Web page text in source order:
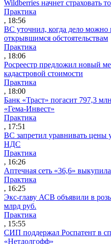
Wildberries начнет страховать
Практика
, 18:56
ВС уточнил, когда дело можно
открывшимся обстоятельствам
Практика
, 18:06
Росреестр предложил новый
кадастровой стоимости
Практика
, 18:00
Банк «Траст» погасит 797,3
«Гема-Инвест»
Практика
, 17:51
ВС запретил уравнивать цены
НДС
Практика
, 16:26
Аптечная сеть «36,6»
Практика
, 16:25
Экс-главу АСВ объявили в
млрд руб.
Практика
, 15:55
СИП поддержал Роспатент в
«Нетдолгофф»